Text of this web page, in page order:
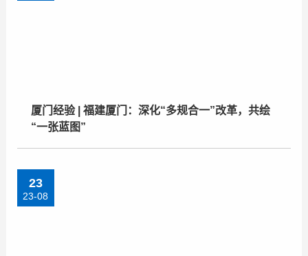
厦门经验 | 福建厦门：深化“多规合一”改革，共绘
“一张蓝图”
23
23-08